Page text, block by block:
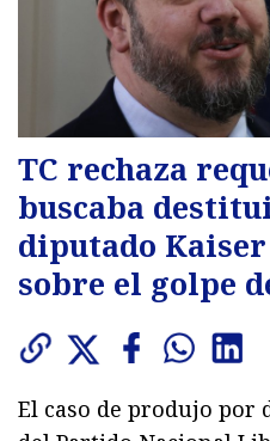
TC rechaza
buscaba
diputado
sobre el golpe
El caso de produjo por